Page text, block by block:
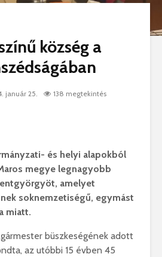
község a
január 25. 138 megtekintés
és helyi alapokból
megye legnagyobb
amelyet
soknemzetiségű, egymást
miatt.
büszkeségének adott
az utóbbi 15 évben 45